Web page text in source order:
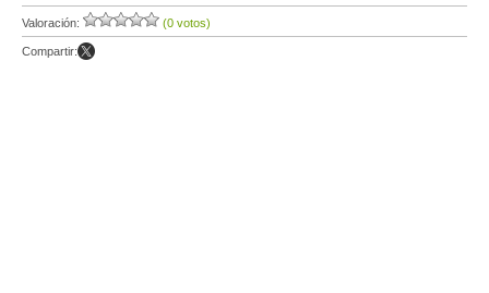
Valoración: (0 votos)
Compartir: